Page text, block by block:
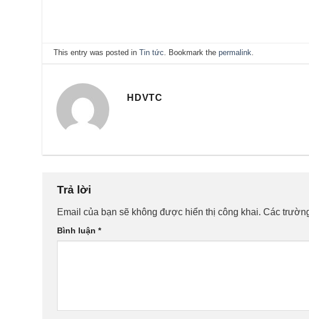
This entry was posted inTin tức. Bookmark thepermalink.
HDVTC
Trả lời
Email của bạn sẽ không được hiển thị công khai. Các
Bình luận *